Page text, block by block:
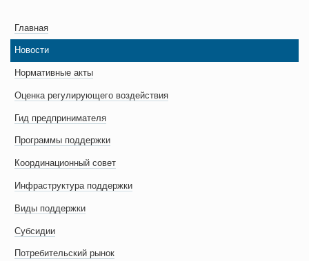
Главная
Новости
Нормативные акты
Оценка регулирующего воздействия
Гид предпринимателя
Программы поддержки
Координационный совет
Инфраструктура поддержки
Виды поддержки
Субсидии
Потребительский рынок